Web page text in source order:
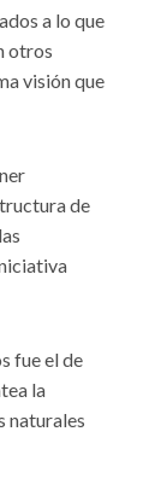
a lo que
otros
visión que
de
fue el de
la
naturales